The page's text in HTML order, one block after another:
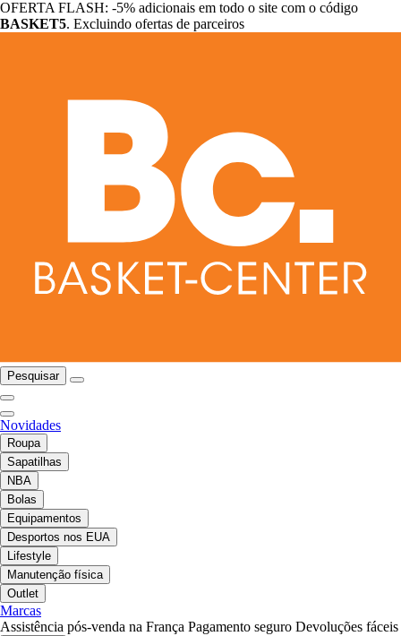
OFERTA FLASH: -5% adicionais em todo o site com o código
BASKET5. Excluindo ofertas de parceiros
Pesquisar
Novidades
Roupa
Sapatilhas
NBA
Bolas
Equipamentos
Desportos nos EUA
Lifestyle
Manutenção física
Outlet
Marcas
Assistência pós-venda na França Pagamento seguro Devoluções fáceis